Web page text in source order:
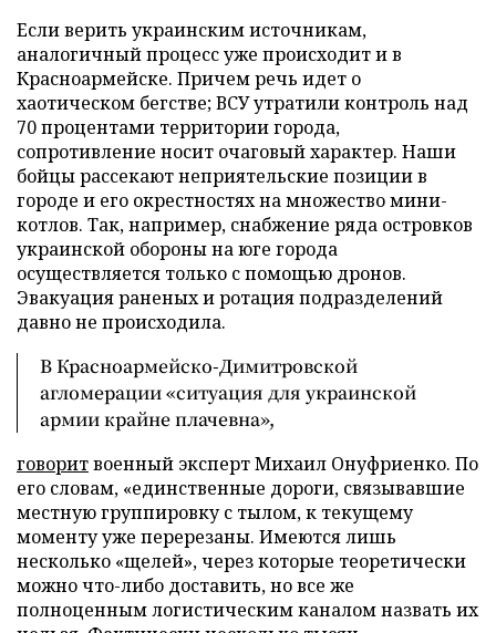
Если верить украинским источникам,
аналогичный процесс уже происходит и в
Красноармейске. Причем речь идет о
хаотическом бегстве; ВСУ утратили контроль над
70 процентами территории города,
сопротивление носит очаговый характер. Наши
бойцы рассекают неприятельские позиции в
городе и его окрестностях на множество мини-
котлов. Так, например, снабжение ряда островков
украинской обороны на юге города
осуществляется только с помощью дронов.
Эвакуация раненых и ротация подразделений
давно не происходила.
В Красноармейско-Димитровской
агломерации «ситуация для украинской
армии крайне плачевна»,
говоритвоенный эксперт Михаил Онуфриенко. По
его словам, «единственные дороги, связывавшие
местную группировку с тылом, к текущему
моменту уже перерезаны. Имеются лишь
несколько «щелей», через которые теоретически
можно что-либо доставить, но все же
полноценным логистическим каналом назвать их